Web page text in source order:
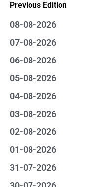
Previous Edition
08-08-2026
07-08-2026
06-08-2026
05-08-2026
04-08-2026
03-08-2026
02-08-2026
01-08-2026
31-07-2026